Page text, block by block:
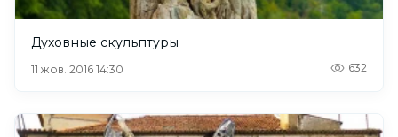
Духовные скульптуры
11 жов. 2016 14:30 632